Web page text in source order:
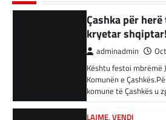
parë të mandatit të
adminadmin
Autoritetet turke i
34 njerëz të dyshuar
Islamik gjatë një
BOTA,KRONIKË E ZEZË
Irani dënon
SHBA-së
LAJME,VENDI
U rrit
në Këshillin e
parë 8
adminadmin
Rezultati i zgjedhjeve
Komunën e Butelit ka
këshilltarë nga 19